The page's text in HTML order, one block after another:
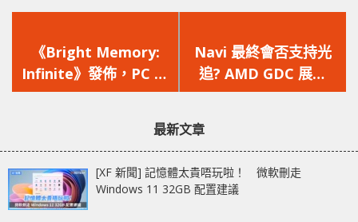
一
篇
文
《Bright Memory:
Infinite》發佈，PC 版
將會支持 RTX 光影追
一
篇
文
Navi 最終會否支持光
追? AMD GDC 展示
Radeon Rays 光線追
最新文章
[XF 新聞] 記憶體太貴唔玩啦！ 微軟刪走
Windows 11 32GB 配置建議